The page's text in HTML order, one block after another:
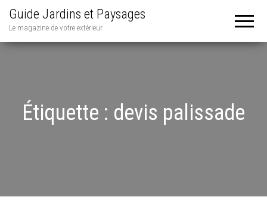
Guide Jardins et Paysages
Le magazine de votre extérieur
Étiquette : devis palissade